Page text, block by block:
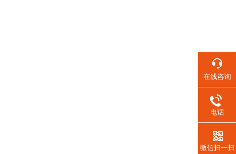
在线咨询
电话
微信扫一扫